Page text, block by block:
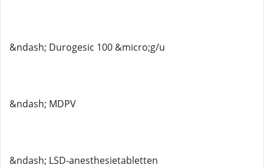
&ndash; Durogesic 100 &micro;g/u
&ndash; MDPV
&ndash; LSD-anesthesietabletten